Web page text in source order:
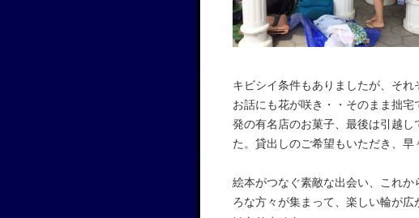
キビシイ条件もありましたが、それ
お話にも花が咲き・・そのまま拙
発の有名店のお菓子、最後は引越
た。貸出しのご希望もいただき、早
絵本がつなぐ素敵な出会い、これ
ろな方々が集まって、楽しい輪が